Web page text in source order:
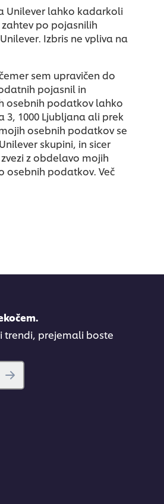
Unilever lahko kadarkoli
po pojasnilih
Izbris ne vpliva na
sem upravičen do
pojasnil in
osebnih podatkov lahko
1000 Ljubljana ali prek
osebnih podatkov se
skupini, in sicer
z obdelavo mojih
osebnih podatkov. Več
trendi, prejemali boste